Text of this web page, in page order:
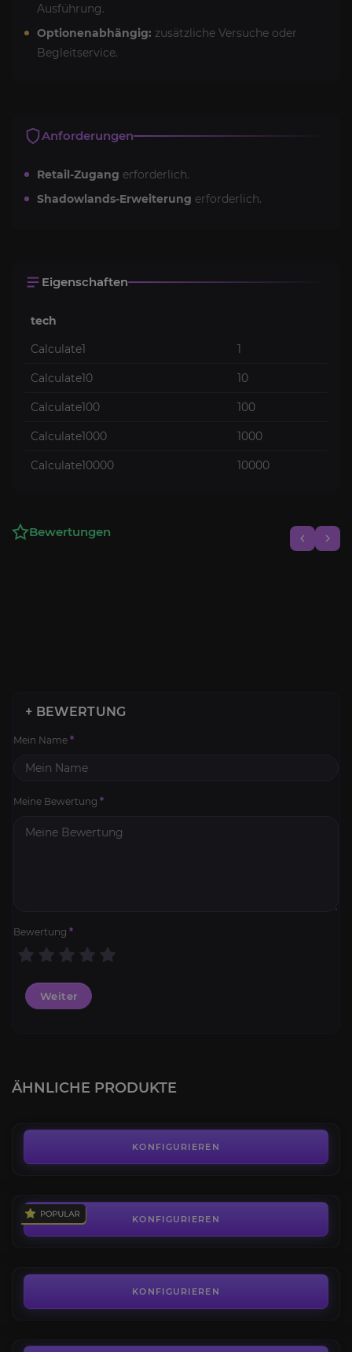
Ausführung.
Optionenabhängig: zusätzliche Versuche oder
Begleitservice.
Anforderungen
Retail-Zugang erforderlich.
Shadowlands-Erweiterung erforderlich.
Eigenschaften
tech
Calculate1
1
Calculate10 10
Calculate100 100
Calculate1000 1000
Calculate10000 10000
Bewertungen
+ BEWERTUNG
Mein Name *
Meine Bewertung *
Bewertung *
Weiter
ÄHNLICHE PRODUKTE
KONFIGURIEREN
Gefallenes Streitross
KONFIGURIEREN
4.2
KONFIGURIEREN